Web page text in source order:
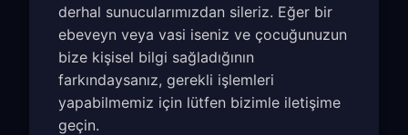
derhal sunucularımızdan sileriz. Eğer bir
ebeveyn veya vasi iseniz ve çocuğunuzun
bize kişisel bilgi sağladığının
farkındaysanız, gerekli işlemleri
yapabilmemiz için lütfen bizimle iletişime
geçin.